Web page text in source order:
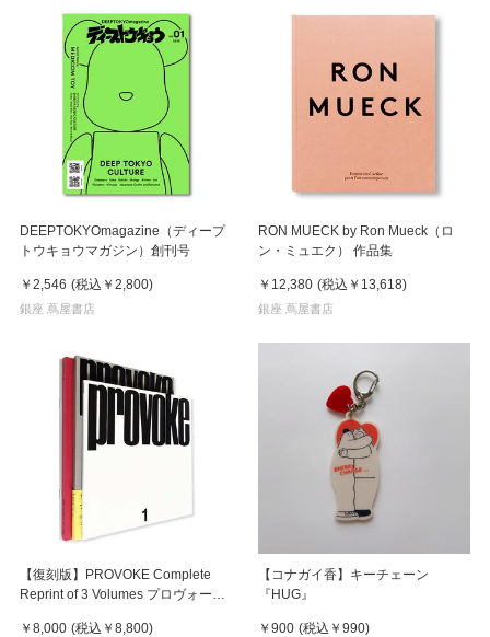
DEEPTOKYOmagazine（ディープ
トウキョウマガジン）創刊号
￥2,546 (税込 ￥2,800)
銀座 蔦屋書店
RON MUECK by Ron Mueck（ロ
ン・ミュエク） 作品集
￥12,380 (税込 ￥13,618)
銀座 蔦屋書店
【復刻版】PROVOKE Complete
Reprint of 3 Volumes プロヴォーク
￥8,000 (税込 ￥8,800)
【コナガイ香】キーチェーン
『HUG』
￥900 (税込 ￥990)